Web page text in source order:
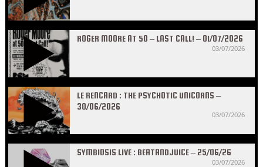
ROGER MOORE AT 50 – LAST CALL! – 01/07/2026
03/07/2026
LE RENCARD : THE PSYCHOTIC UNICORNS –
30/06/2026
03/07/2026
SYMBIOSIS LIVE : BEATANDJUICE – 25/06/26
03/07/2026